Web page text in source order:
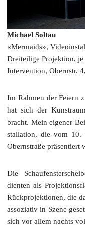
Micha­el Sol­tau
«Mer­maids»,
Drei­tei­li­ge Pro­jek­ti­on,
Inter­ven­ti­on, Obern­str.
Im Rah­men der Fei­ern
hat sich der
bracht. Mein eige­ner
stal­la­ti­on, die vom
Obern­stra­ße prä­sen­tiert
Die
dien­ten als
Rück­pro­jek­tio­nen, die
asso­zia­tiv in Sze­ne
sich vor allem nachts